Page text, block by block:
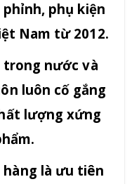
phụ kiện
Nam từ 2012.
trong nước và
luôn cố gắng
lượng xứng
hàng là ưu tiên